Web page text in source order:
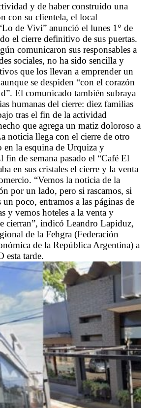
y de haber construido una
con su clientela, el local
de Vivi” anunció el lunes 1° de
el cierre definitivo de sus puertas.
comunicaron sus responsables a
sociales, no ha sido sencilla y
que los llevan a emprender un
se despiden “con el corazón
El comunicado también subraya
humanas del cierre: diez familias
tras el fin de la actividad
que agrega un matiz doloroso a
noticia llega con el cierre de otro
en la esquina de Urquiza y
de semana pasado el “Café El
en sus cristales el cierre y la venta
“Vemos la noticia de la
por un lado, pero si rascamos, si
poco, entramos a las páginas de
y vemos hoteles a la venta y
cierran”, indicó Leandro Lapiduz,
de la Fehgra (Federación
de la República Argentina) a
tarde.